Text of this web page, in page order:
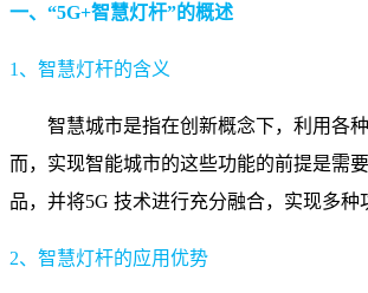
一、“5G+智慧灯杆”的概述
1、智慧灯杆的含义
智慧城市是指在创新概念下，利用各
而，实现智能城市的这些功能的前提是需
品，并将5G 技术进行充分融合，实现多
2、智慧灯杆的应用优势